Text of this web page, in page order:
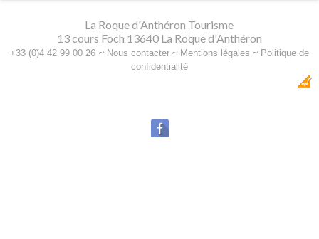
La Roque d'Anthéron Tourisme
13 cours Foch 13640 La Roque d'Anthéron
+33 (0)4 42 99 00 26 ~ Nous contacter~ Mentions légales ~ Politique de
confidentialité